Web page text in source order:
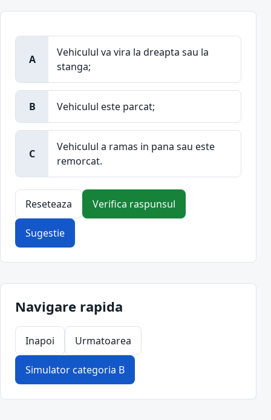
A
Vehiculul va vira la dreapta sau la
stanga;
B Vehiculul este parcat;
C
Vehiculul a ramas in pana sau este
remorcat.
Reseteaza Verifica raspunsul
Sugestie
Navigare rapida
Inapoi Urmatoarea
Simulator categoria B